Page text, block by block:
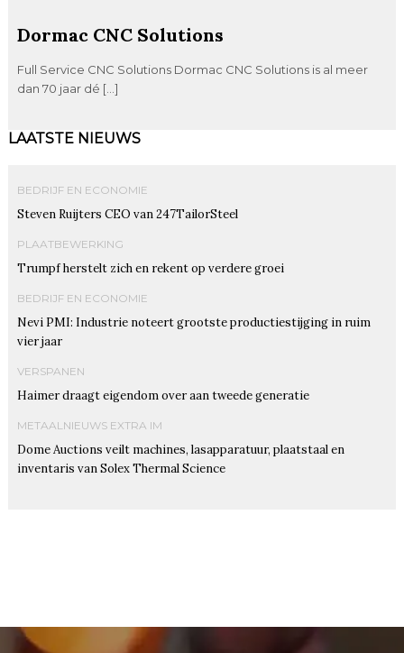
Dormac CNC Solutions
Full Service CNC Solutions Dormac CNC Solutions is al meer
dan 70 jaar dé […]
LAATSTE NIEUWS
BEDRIJF EN ECONOMIE
Steven Ruijters CEO van 247TailorSteel
PLAATBEWERKING
Trumpf herstelt zich en rekent op verdere groei
BEDRIJF EN ECONOMIE
Nevi PMI: Industrie noteert grootste productiestijging in ruim
vier jaar
VERSPANEN
Haimer draagt eigendom over aan tweede generatie
METAALNIEUWS EXTRA IM
Dome Auctions veilt machines, lasapparatuur, plaatstaal en
inventaris van Solex Thermal Science